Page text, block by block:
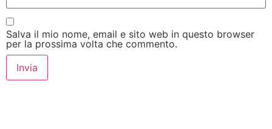
Salva il mio nome, email e sito web in questo browser
per la prossima volta che commento.